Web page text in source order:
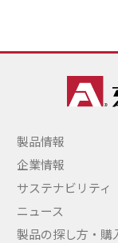
製品情報
企業情報
サステナビリティ
ニュース
製品の探し方・購